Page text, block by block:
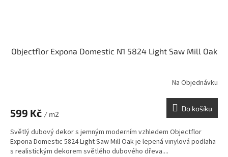
Objectflor Expona Domestic N1 5824 Light Saw Mill Oak
Na Objednávku
599 Kč / m2
Do košíku
Světlý dubový dekor s jemným moderním vzhledem Objectflor
Expona Domestic 5824 Light Saw Mill Oak je lepená vinylová podlaha
s realistickým dekorem světlého dubového dřeva....